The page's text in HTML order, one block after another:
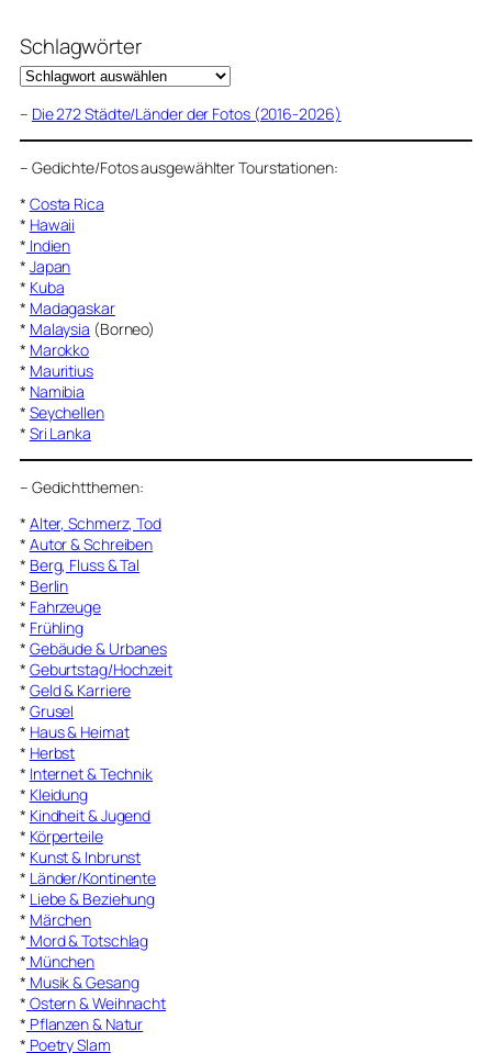
Schlagwörter
– Die 272 Städte/Länder der Fotos (2016-2026)
– Gedichte/Fotos ausgewählter Tourstationen:
* Costa Rica
* Hawaii
* Indien
* Japan
* Kuba
* Madagaskar
* Malaysia (Borneo)
* Marokko
* Mauritius
* Namibia
* Seychellen
* Sri Lanka
– Gedichtthemen:
* Alter, Schmerz, Tod
* Autor & Schreiben
* Berg, Fluss & Tal
* Berlin
* Fahrzeuge
* Frühling
* Gebäude & Urbanes
* Geburtstag/Hochzeit
* Geld & Karriere
* Grusel
* Haus & Heimat
* Herbst
* Internet & Technik
* Kleidung
* Kindheit & Jugend
* Körperteile
* Kunst & Inbrunst
* Länder/Kontinente
* Liebe & Beziehung
* Märchen
* Mord & Totschlag
* München
* Musik & Gesang
* Ostern & Weihnacht
* Pflanzen & Natur
* Poetry Slam